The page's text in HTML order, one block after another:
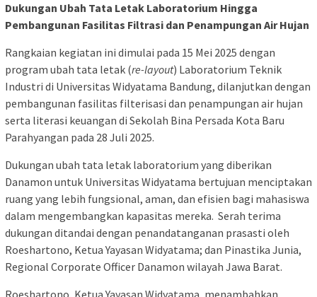
Dukungan Ubah Tata Letak Laboratorium Hingga
Pembangunan Fasilitas Filtrasi dan Penampungan Air Hujan
Rangkaian kegiatan ini dimulai pada 15 Mei 2025 dengan
program ubah tata letak (re-layout) Laboratorium Teknik
Industri di Universitas Widyatama Bandung, dilanjutkan dengan
pembangunan fasilitas filterisasi dan penampungan air hujan
serta literasi keuangan di Sekolah Bina Persada Kota Baru
Parahyangan pada 28 Juli 2025.
Dukungan ubah tata letak laboratorium yang diberikan
Danamon untuk Universitas Widyatama bertujuan menciptakan
ruang yang lebih fungsional, aman, dan efisien bagi mahasiswa
dalam mengembangkan kapasitas mereka. Serah terima
dukungan ditandai dengan penandatanganan prasasti oleh
Roeshartono, Ketua Yayasan Widyatama; dan Pinastika Junia,
Regional Corporate Officer Danamon wilayah Jawa Barat.